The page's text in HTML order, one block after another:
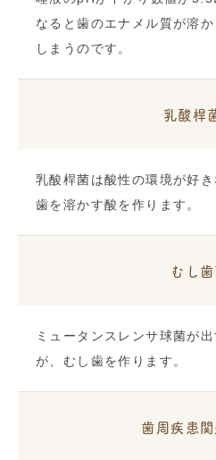
なると歯のエナメル質が溶
しまうのです。
乳酸桿
乳酸桿菌は酸性の環境が好き
歯を溶かす酸を作ります。
むし
ミュータンスレンサ球菌が
が、むし歯を作ります。
歯周疾患